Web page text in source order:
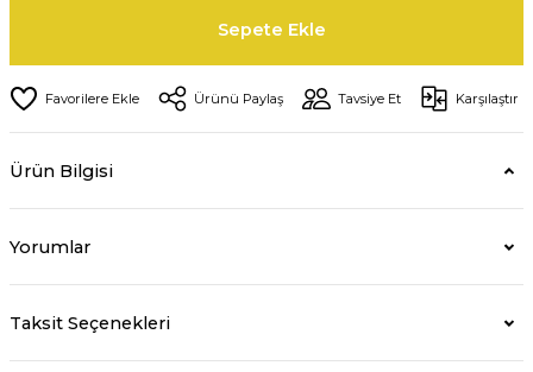
Sepete Ekle
Ürünü Paylaş Tavsiye Et Karşılaştır
Ürün Bilgisi
Yorumlar
Taksit Seçenekleri